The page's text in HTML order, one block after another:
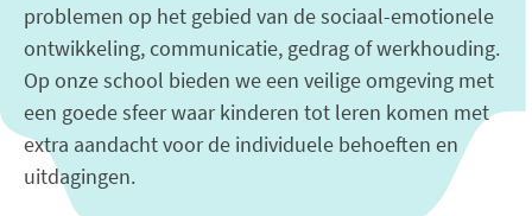
problemen op het gebied van de sociaal-emotionele
ontwikkeling, communicatie, gedrag of werkhouding.
Op onze school bieden we een veilige omgeving met
een goede sfeer waar kinderen tot leren komen met
extra aandacht voor de individuele behoeften en
uitdagingen.